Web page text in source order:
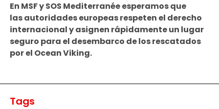
En MSF y SOS Mediterranée esperamos que
lasautoridades europeas respeten el derecho
internacional y asignen rápidamente un lugar
seguro para el desembarco de los rescatados
por el Ocean Viking.
Tags